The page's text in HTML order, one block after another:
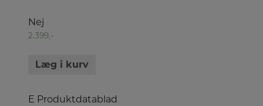
Nej
2.399,-
Læg i kurv
E Produktdatablad